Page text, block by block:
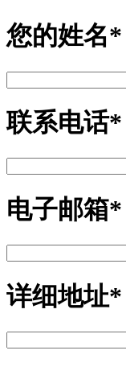
您的姓名*
联系电话*
电子邮箱*
详细地址*